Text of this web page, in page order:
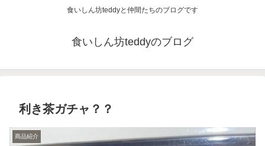
食いしん坊teddyと仲間たちのブログです
食いしん坊teddyのブログ
利き茶ガチャ？？
商品紹介